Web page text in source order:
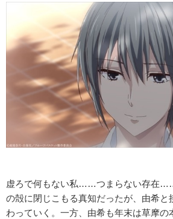
虚ろで何もない私……つまらない存在
の殻に閉じこもる真知だったが、由希と
わっていく。一方、由希も年末は草摩の